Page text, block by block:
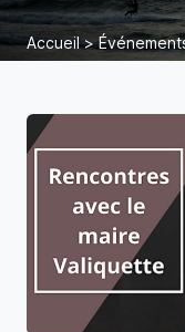
Accueil>